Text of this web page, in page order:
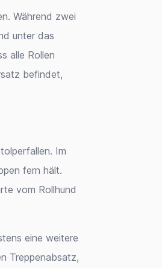
Während zwei
unter das
alle Rollen
befindet,
Im
fern hält.
vom Rollhund
eine weitere
Treppenabsatz,